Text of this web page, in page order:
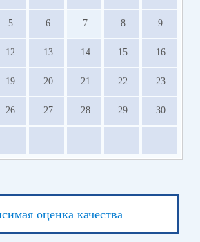
5 6 7 8 9
12 13 14 15 16
19 20 21 22 23
26 27 28 29 30
оценка качества